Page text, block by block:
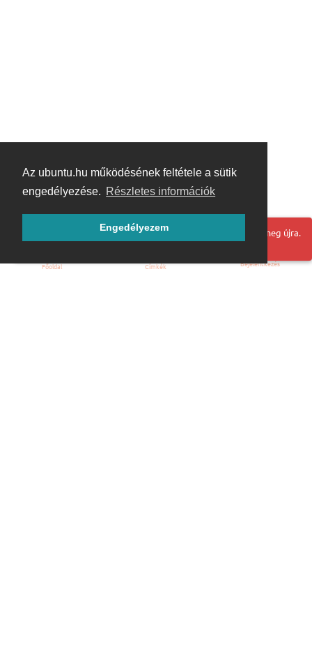
Az ubuntu.hu működésének feltétele a sütik
engedélyezése. Részletes információk
Engedélyezem
Hoppá! Valami hiba történt. Frissítse az oldalt és próbálja meg újra.
Főoldal Címkék Bejelentkezés